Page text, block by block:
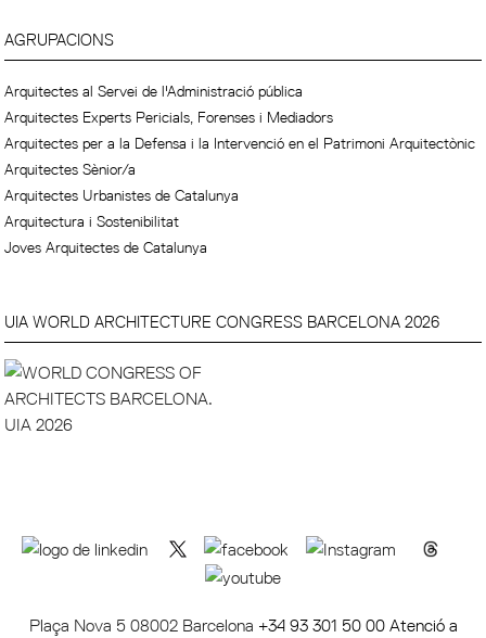
AGRUPACIONS
Arquitectes al Servei de l'Administració pública
Arquitectes Experts Pericials, Forenses i Mediadors
Arquitectes per a la Defensa i la Intervenció en el Patrimoni Arquitectònic
Arquitectes Sènior/a
Arquitectes Urbanistes de Catalunya
Arquitectura i Sostenibilitat
Joves Arquitectes de Catalunya
UIA WORLD ARCHITECTURE CONGRESS BARCELONA 2026
Plaça Nova 5 08002 Barcelona +34 93 301 50 00 Atenció a